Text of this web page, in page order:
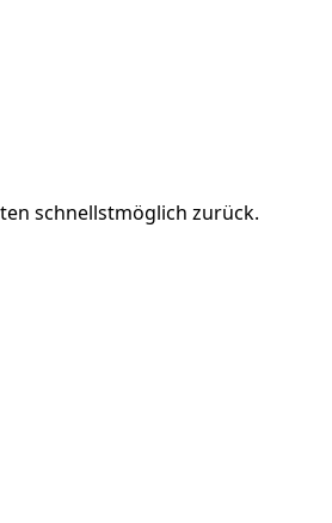
schnellstmöglich zurück.